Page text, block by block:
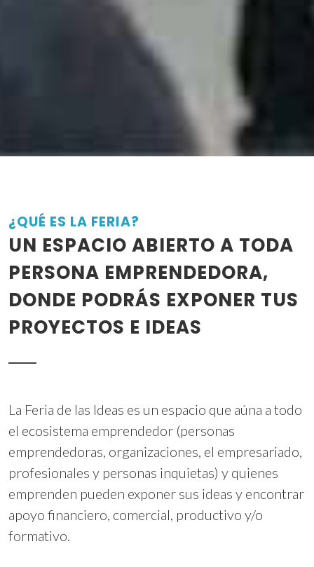
¿QUÉ ES LA FERIA?
UN ESPACIO ABIERTO A TODA
PERSONA EMPRENDEDORA,
DONDE PODRÁS EXPONER TUS
PROYECTOS E IDEAS
La Feria de las Ideas es un espacio que aúna a todo
el ecosistema emprendedor (personas
emprendedoras, organizaciones, el empresariado,
profesionales y personas inquietas) y quienes
emprenden pueden exponer sus ideas y encontrar
apoyo financiero, comercial, productivo y/o
formativo.